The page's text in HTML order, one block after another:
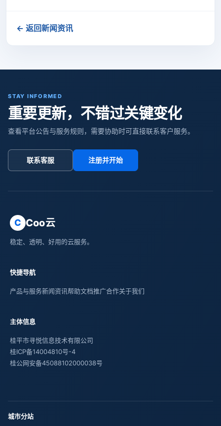
← 返回新闻资讯
STAY INFORMED
重要更新，不错过关键变化
查看平台公告与服务规则，需要协助时可直接联系客户服务。
联系客服 注册并开始
C Coo云
稳定、透明、好用的云服务。
快捷导航
产品与服务新闻资讯帮助文档推广合作关于我们
主体信息
桂平市寻悦信息技术有限公司
桂ICP备14004810号-4
桂公网安备45088102000038号
城市分站